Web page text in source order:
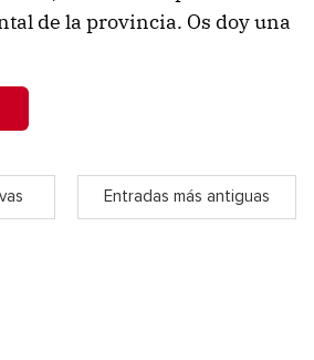
de la provincia. Os doy una
Entradas más antiguas